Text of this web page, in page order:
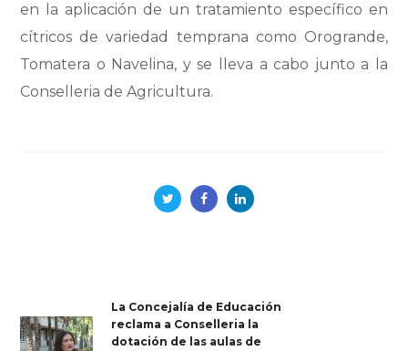
en la aplicación de un tratamiento específico en
cítricos de variedad temprana como Orogrande,
Tomatera o Navelina, y se lleva a cabo junto a la
Conselleria de Agricultura.
La Concejalía de Educación
reclama a Conselleria la
dotación de las aulas de